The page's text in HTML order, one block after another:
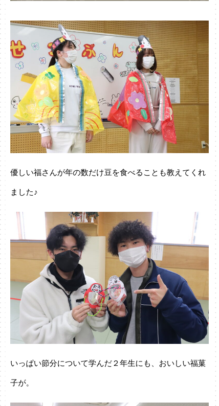
優しい福さんが年の数だけ豆を食べることも教えてくれ
ました♪
いっぱい節分について学んだ２年生にも、おいしい福菓
子が。